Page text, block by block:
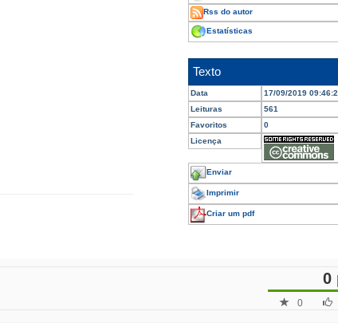
Rss do autor
Estatísticas
Texto
Data
17/09/2019
Leituras
561
Favoritos
0
Licença
Enviar
Imprimir
Criar um pdf
0
0